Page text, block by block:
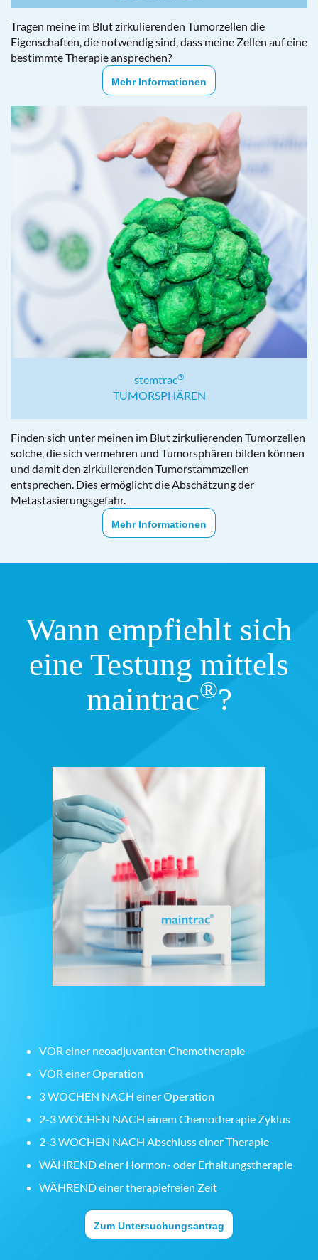
Tragen meine im Blut zirkulierenden Tumorzellen die
Eigenschaften, die notwendig sind, dass meine Zellen auf eine
bestimmte Therapie ansprechen?
Mehr Informationen
stemtrac®
TUMORSPHÄREN
Finden sich unter meinen im Blut zirkulierenden Tumorzellen
solche, die sich vermehren und Tumorsphären bilden können
und damit den zirkulierenden Tumorstammzellen
entsprechen. Dies ermöglicht die Abschätzung der
Metastasierungsgefahr.
Mehr Informationen
Wann empfiehlt sich
eine Testung mittels
maintrac®?
VOR einer neoadjuvanten Chemotherapie
VOR einer Operation
3 WOCHEN NACH einer Operation
2-3 WOCHEN NACH einem Chemotherapie Zyklus
2-3 WOCHEN NACH Abschluss einer Therapie
WÄHREND einer Hormon- oder Erhaltungstherapie
WÄHREND einer therapiefreien Zeit
Zum Untersuchungsantrag